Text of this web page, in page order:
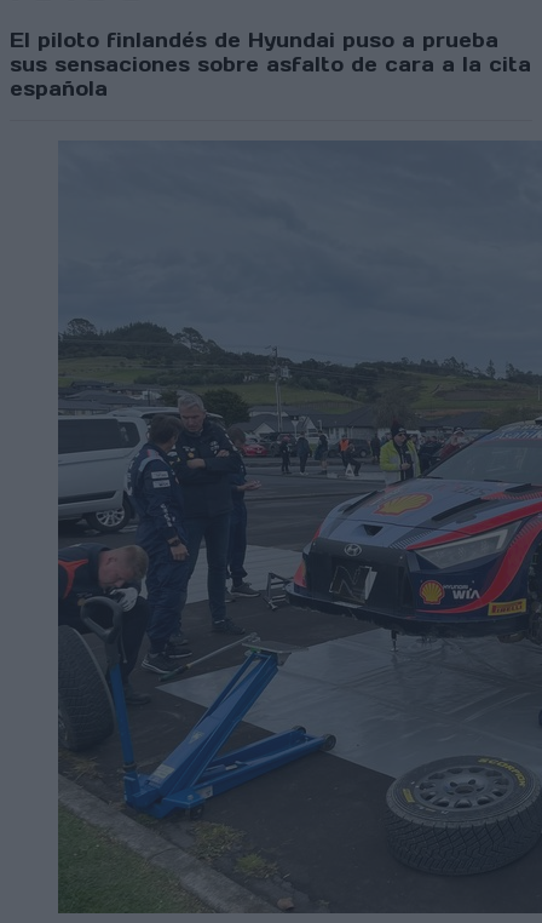
El piloto finlandés de Hyundai puso a prueba
sus sensaciones sobre asfalto de cara a la cita
española